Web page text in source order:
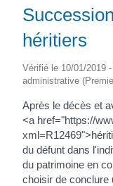
héritiers
Vérifié le 10/01/2019
administrative
Après le décès et
<a href="https://
du défunt dans
du patrimoine en
choisir de conclure